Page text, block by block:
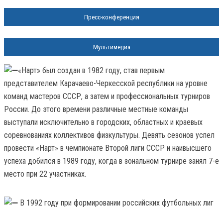
Пресс-конференция
Мультимедиа
«Нарт» был создан в 1982 году, став первым
представителем Карачаево-Черкесской республики на уровне
команд мастеров СССР, а затем и профессиональных турниров
России. До этого времени различные местные команды
выступали исключительно в городских, областных и краевых
соревнованиях коллективов физкультуры. Девять сезонов успел
провести «Нарт» в чемпионате Второй лиги СССР и наивысшего
успеха добился в 1989 году, когда в зональном турнире занял 7-е
место при 22 участниках.
В 1992 году при формировании российских футбольных лиг